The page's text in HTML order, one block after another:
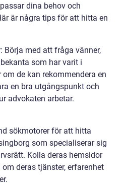
dina behov och
är några tips för att hitta en
Börja med att fråga vänner,
som har varit i
de kan rekommendera en
en bra utgångspunkt och
advokaten arbetar.
sökmotorer för att hitta
som specialiserar sig
Kolla deras hemsidor
deras tjänster, erfarenhet